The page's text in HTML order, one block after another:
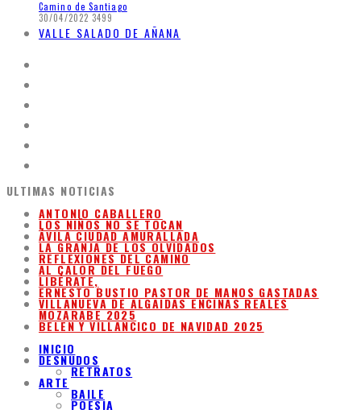
Camino de Santiago
30/04/2022 3499
VALLE SALADO DE AÑANA
ULTIMAS NOTICIAS
ANTONIO CABALLERO
LOS NIÑOS NO SE TOCAN
ÁVILA CIUDAD AMURALLADA
LA GRANJA DE LOS OLVIDADOS
REFLEXIONES DEL CAMINO
AL CALOR DEL FUEGO
LIBÉRATE,
ERNESTO BUSTIO PASTOR DE MANOS GASTADAS
VILLANUEVA DE ALGAIDAS ENCINAS REALES
MOZARABE 2025
BELEN Y VILLANCICO DE NAVIDAD 2025
INICIO
DESNUDOS
RETRATOS
ARTE
BAILE
POESIA